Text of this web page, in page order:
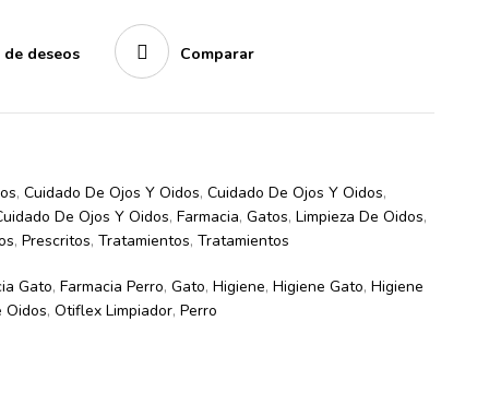
deseos Comparar
, Cuidado De Ojos Y Oidos, Cuidado De Ojos Y Oidos,
De Ojos Y Oidos, Farmacia, Gatos, Limpieza De Oidos,
, Prescritos, Tratamientos, Tratamientos
Gato, Farmacia Perro, Gato, Higiene, Higiene Gato, Higiene
Oidos, Otiflex Limpiador, Perro